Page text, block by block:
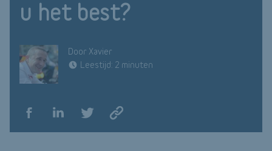
u het best?
Door Xavier
Leestijd: 2 minuten